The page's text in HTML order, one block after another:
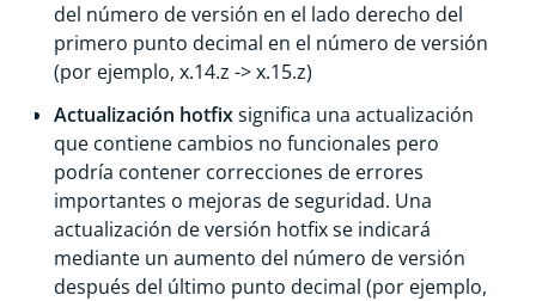
del número de versión en el lado derecho del
primero punto decimal en el número de versión
(por ejemplo, x.14.z -> x.15.z)
Actualización hotfixsignifica una actualización
que contiene cambios no funcionales pero
podría contener correcciones de errores
importantes o mejoras de seguridad. Una
actualización de versión hotfix se indicará
mediante un aumento del número de versión
después del último punto decimal (por ejemplo,